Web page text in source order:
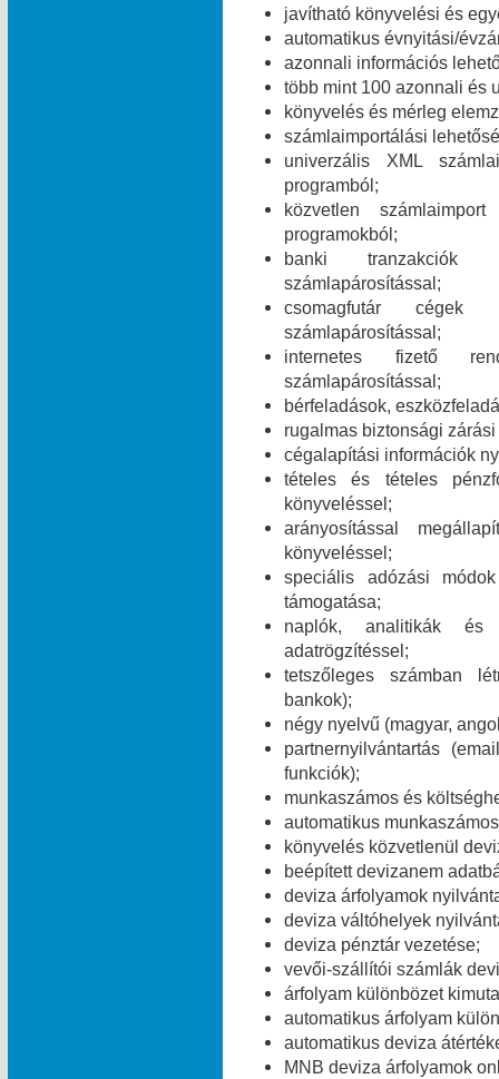
javítható könyvelési és
automatikus évnyitási/
azonnali információs
több mint 100 azonnali és
könyvelés és mérleg
számlaimportálási
univerzális XML
programból;
közvetlen
programokból;
banki tranzakciók
számlapárosítással;
csomagfutár cégek
számlapárosítással;
internetes fizető
számlapárosítással;
bérfeladások,
rugalmas biztonsági
cégalapítási információk
tételes és tételes
könyveléssel;
arányosítással
könyveléssel;
speciális adózási
támogatása;
naplók, analitikák és
adatrögzítéssel;
tetszőleges számban
bankok);
négy nyelvű (magyar,
partnernyilvántartás
funkciók);
munkaszámos és
automatikus
könyvelés közvetlenül
beépített devizanem
deviza árfolyamok
deviza váltóhelyek
deviza pénztár vezetése;
vevői-szállítói számlák
árfolyam különbözet
automatikus árfolyam
automatikus deviza
MNB deviza árfolyamok